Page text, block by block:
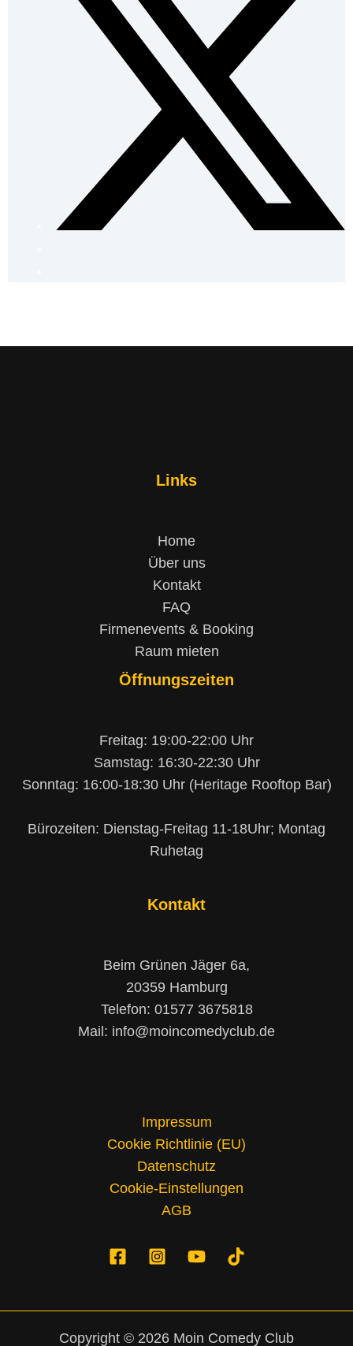
Links
Home
Über uns
Kontakt
FAQ
Firmenevents & Booking
Raum mieten
Öffnungszeiten
Freitag: 19:00-22:00 Uhr
Samstag: 16:30-22:30 Uhr
Sonntag: 16:00-18:30 Uhr (Heritage Rooftop Bar)
Bürozeiten: Dienstag-Freitag 11-18Uhr; Montag
Ruhetag
Kontakt
Beim Grünen Jäger 6a,
20359 Hamburg
Telefon: 01577 3675818
Mail: info@moincomedyclub.de
Impressum
Cookie Richtlinie (EU)
Datenschutz
Cookie-Einstellungen
AGB
Copyright © 2026 Moin Comedy Club